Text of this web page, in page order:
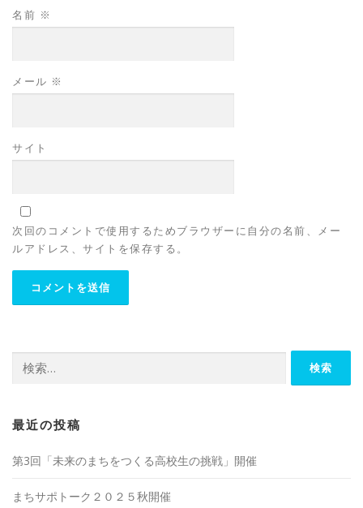
名前 ※
メール ※
サイト
次回のコメントで使用するためブラウザーに自分の名前、メー
ルアドレス、サイトを保存する。
索:
最近の投稿
第3回「未来のまちをつくる高校生の挑戦」開催
まちサポトーク２０２５秋開催